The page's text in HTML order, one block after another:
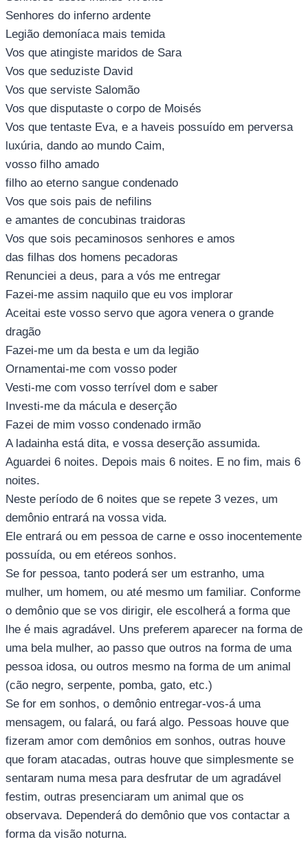
Senhores do inferno ardente
Legião demoníaca mais temida
Vos que atingiste maridos de Sara
Vos que seduziste David
Vos que serviste Salomão
Vos que disputaste o corpo de Moisés
Vos que tentaste Eva, e a haveis possuído em perversa
luxúria, dando ao mundo Caim,
vosso filho amado
filho ao eterno sangue condenado
Vos que sois pais de nefilins
e amantes de concubinas traidoras
Vos que sois pecaminosos senhores e amos
das filhas dos homens pecadoras
Renunciei a deus, para a vós me entregar
Fazei-me assim naquilo que eu vos implorar
Aceitai este vosso servo que agora venera o grande
dragão
Fazei-me um da besta e um da legião
Ornamentai-me com vosso poder
Vesti-me com vosso terrível dom e saber
Investi-me da mácula e deserção
Fazei de mim vosso condenado irmão
A ladainha está dita, e vossa deserção assumida.
Aguardei 6 noites. Depois mais 6 noites. E no fim, mais 6
noites.
Neste período de 6 noites que se repete 3 vezes, um
demônio entrará na vossa vida.
Ele entrará ou em pessoa de carne e osso inocentemente
possuída, ou em etéreos sonhos.
Se for pessoa, tanto poderá ser um estranho, uma
mulher, um homem, ou até mesmo um familiar. Conforme
o demônio que se vos dirigir, ele escolherá a forma que
lhe é mais agradável. Uns preferem aparecer na forma de
uma bela mulher, ao passo que outros na forma de uma
pessoa idosa, ou outros mesmo na forma de um animal
(cão negro, serpente, pomba, gato, etc.)
Se for em sonhos, o demônio entregar-vos-á uma
mensagem, ou falará, ou fará algo. Pessoas houve que
fizeram amor com demônios em sonhos, outras houve
que foram atacadas, outras houve que simplesmente se
sentaram numa mesa para desfrutar de um agradável
festim, outras presenciaram um animal que os
observava. Dependerá do demônio que vos contactar a
forma da visão noturna.